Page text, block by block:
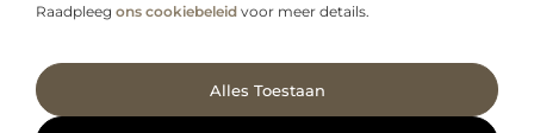
Raadpleeg ons cookiebeleid voor meer details.
Alles Toestaan Ga Naar